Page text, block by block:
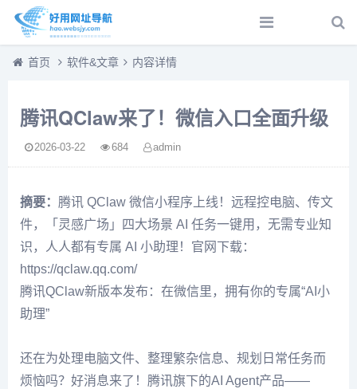
首页 软件&文章 内容详情
腾讯QClaw来了！微信入口全面升级
2026-03-22 684 admin
摘要： 腾讯 QClaw 微信小程序上线！远程控电脑、传文
件，「灵感广场」四大场景 AI 任务一键用，无需专业知
识，人人都有专属 AI 小助理！官网下载：
https://qclaw.qq.com/
腾讯QClaw新版本发布：在微信里，拥有你的专属“AI小
助理”
还在为处理电脑文件、整理繁杂信息、规划日常任务而
烦恼吗？好消息来了！腾讯旗下的AI Agent产品——